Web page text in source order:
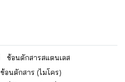
ช้อนตักสารสแตนเลส
ช้อนตักสาร (ไมโคร)